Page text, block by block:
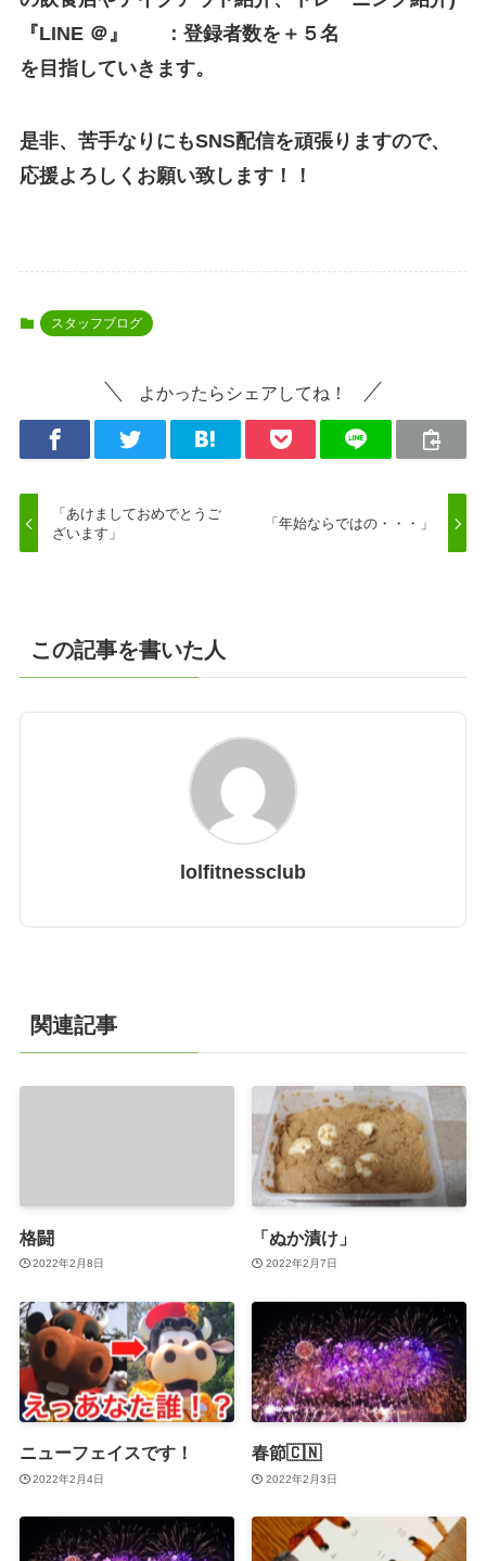
『LINE ＠』 ：登録者数を＋５名
を目指していきます。
是非、苦手なりにもSNS配信を頑張りますので、
応援よろしくお願い致します！！
スタッフブログ
よかったらシェアしてね！
「あけましておめでとうご
ざいます」
「年始ならではの・・・」
この記事を書いた人
lolfitnessclub
関連記事
格闘
2022年2月8日
「ぬか漬け」
2022年2月7日
ニューフェイスです！
2022年2月4日
春節🇨🇳
2022年2月3日